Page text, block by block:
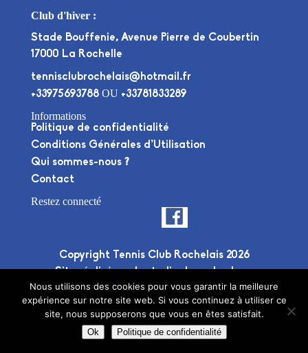
Club d'hiver :
Stade Bouffenie, Avenue Pierre de Coubertin
17000 La Rochelle
tennisclubrochelais@hotmail.fr
+33975693788OU +33781833289
Informations
Politique de confidentialité
Conditions Générales d’Utilisation
Qui sommes-nous ?
Contact
Restez connecté
Copyright Tennis Club Rochelais 2026
Site réalisé par lestudio deuxplusdeux
Nous utilisons des cookies pour vous garantir la meilleure
expérience sur notre site web. Si vous continuez à utiliser ce
site, nous supposerons que vous en êtes satisfait.
Ok Politique de confidentialité